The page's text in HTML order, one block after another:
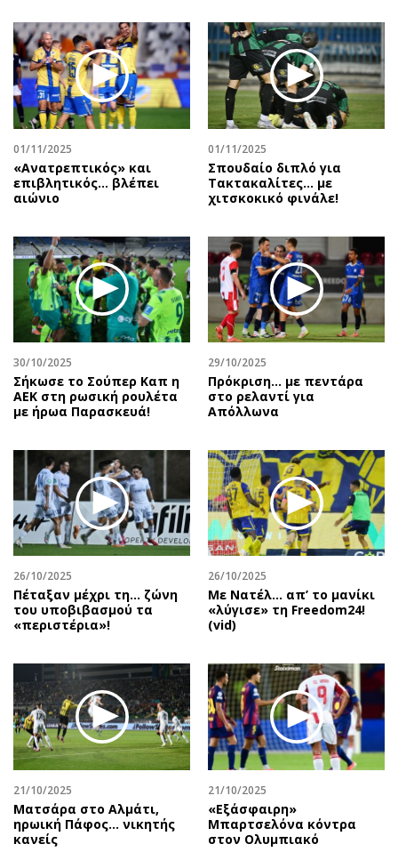
Ναυτιλία
Περιβάλλον
Ελλάδα
Κόσμος
Πολιτισμός
Σινεμά
Μουσική
Εικαστικά
Βιβλίο
Χειρόγραφα
Showbiz
Ταξίδια
Συνταγές
Έξοδος
Εκπομπές
Wine routes
Uncut
Προσφορές
Προσωπικότητες στην ''Κ''
Επιστολές
01/11/2025
«Ανατρεπτικός» και
επιβλητικός… βλέπει
αιώνιο
01/11/2025
Σπουδαίο διπλό για
Τακτακαλίτες… με
χιτσκοκικό φινάλε!
30/10/2025
Σήκωσε το Σούπερ Καπ η
ΑΕΚ στη ρωσική ρουλέτα
με ήρωα Παρασκευά!
29/10/2025
Πρόκριση... με πεντάρα
στο ρελαντί για
Απόλλωνα
26/10/2025
Πέταξαν μέχρι τη… ζώνη
του υποβιβασμού τα
«περιστέρια»!
26/10/2025
Με Νατέλ… απ’ το μανίκι
«λύγισε» τη Freedom24!
(vid)
21/10/2025
Ματσάρα στο Αλμάτι,
ηρωική Πάφος… νικητής
κανείς
21/10/2025
«Εξάσφαιρη»
Μπαρτσελόνα κόντρα
στον Ολυμπιακό